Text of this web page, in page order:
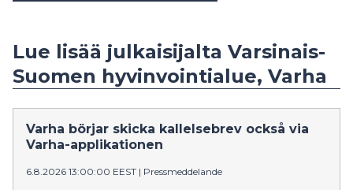
Lue lisää julkaisijalta Varsinais-
Suomen hyvinvointialue, Varha
Varha börjar skicka kallelsebrev också via
Varha-applikationen
6.8.2026 13:00:00 EEST | Pressmeddelande